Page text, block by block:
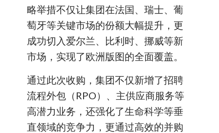
略举措不仅让集团在法国、瑞士、葡
萄牙等关键市场的份额大幅提升，更
成功切入爱尔兰、比利时、挪威等新
市场，实现了欧洲版图的全面覆盖。
通过此次收购，集团不仅新增了招聘
流程外包（RPO）、主供应商服务等
高潜力业务，还强化了生命科学等垂
直领域的竞争力，更通过高效的并购